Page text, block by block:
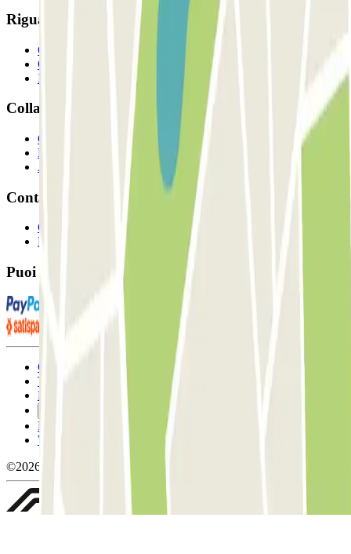
Riguardo a Parclcik
Chi siamo
Come funziona?
I Nostri Parcheggi
Collaboriamo?
Collaboratori
Proprietari di parcheggio
Affiliati
Contatto
Contattaci
FAQ
Puoi utilizzare questi metodi di pagamento:
Condizioni contrattuali e di utilizzo
Termini di cancellazione
Politica sui cookies
Politica sulla privacy
Whistleblowing
©2026 Parclick. Tutti i diritti riservati